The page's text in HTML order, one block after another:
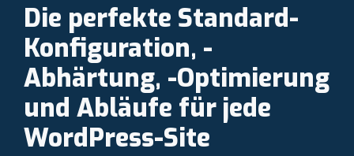
Die perfekte Standard-
Konfiguration, -
Abhärtung, -Optimierung
und Abläufe für jede
WordPress-Site